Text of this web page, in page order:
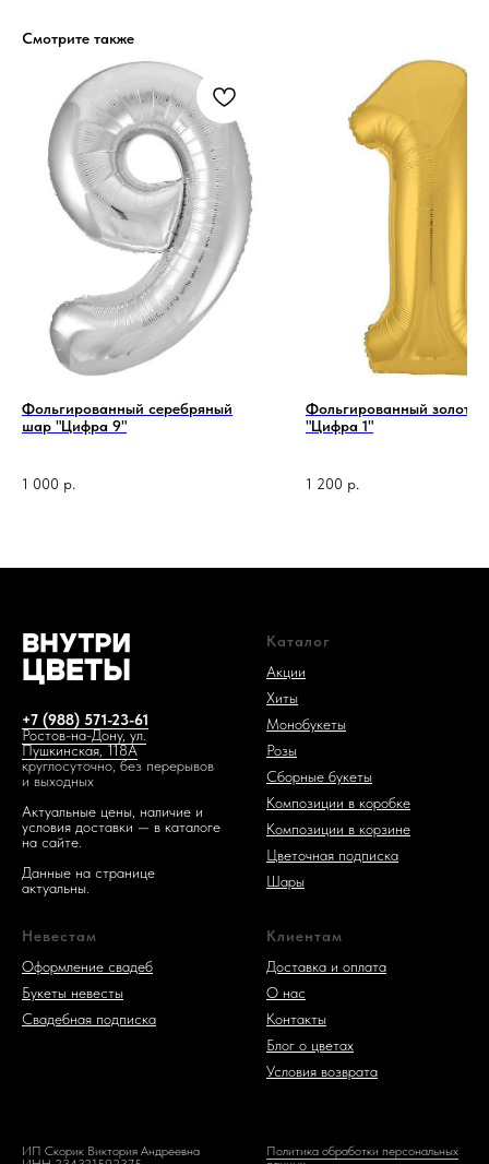
Смотрите также
Фольгированный серебряный
шар "Цифра 9"
1 000 р.
Фольгированный
"Цифра 1"
1 200 р.
+7 (988) 571-23-61
Ростов-на-Дону, ул.
Пушкинская, 118А
круглосуточно, без перерывов
и выходных
Актуальные цены, наличие и
условия доставки — в каталоге
на сайте.
Данные на странице
актуальны.
Каталог
Акции
Хиты
Монобукеты
Розы
Сборные букеты
Композиции в коробке
Композиции в корзине
Цветочная подписка
Шары
Невестам
Оформление свадеб
Букеты невесты
Свадебная подписка
Клиентам
Доставка и оплата
О нас
Контакты
Блог о цветах
Условия возврата
ИП Скорик Виктория Андреевна
Политика обработки персональных
1 код —